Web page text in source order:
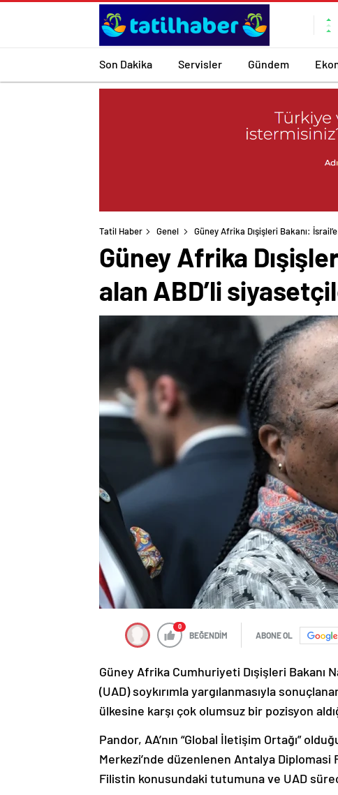
Son Dakika Servisler Gündem
Tatil Haber Genel Güney Afrika Dışişleri Bakanı:
Güney Afrika
alan ABD’li
0
BEĞENDİM ABONE OL
Güney Afrika Cumhuriyeti Dışişleri Bakanı
(UAD) soykırımla yargılanmasıyla
ülkesine karşı çok olumsuz bir pozisyon
Pandor, AA’nın “Global İletişim Ortağı”
Merkezi’nde düzenlenen Antalya
Filistin konusundaki tutumuna ve UAD